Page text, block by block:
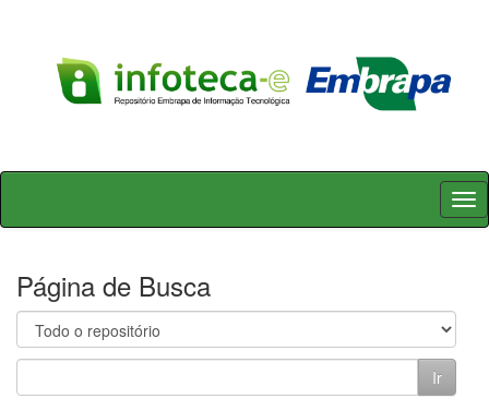
Skip
Página de Busca